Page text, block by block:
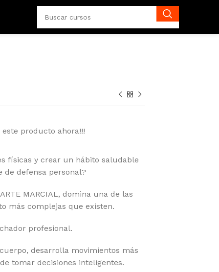
producto ahora!!!
físicas y crear un hábito saludable
de defensa personal?
MARCIAL, domina una de las
más complejas que existen.
profesional.
desarrolla movimientos más
tomar decisiones inteligentes.